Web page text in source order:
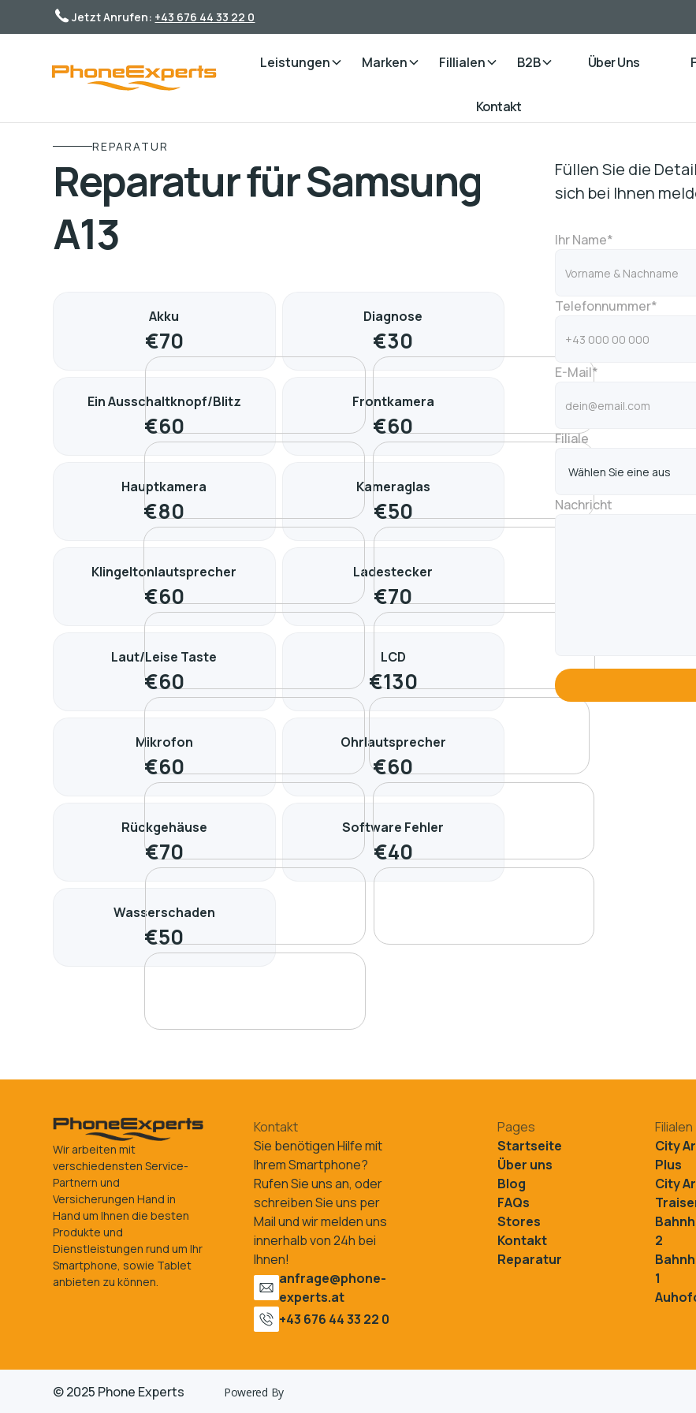
Jetzt Anrufen: +43 676 44 33 22 0
Leistungen Marken Fillialen B2B Über Uns
Kontakt
REPARATUR
Reparatur für Samsung
A13
Akku
€70
Diagnose
€30
Ein Ausschaltknopf/Blitz
€60
Frontkamera
€60
Hauptkamera
€80
Kameraglas
€50
Klingeltonlautsprecher
€60
Ladestecker
€70
Laut/Leise Taste
€60
LCD
€130
Mikrofon
€60
Ohrlautsprecher
€60
Rückgehäuse
€70
Software Fehler
€40
Wasserschaden
€50
Füllen Sie die
sich bei Ihnen
Ihr Name*
Telefonnummer*
E-Mail*
Filiale
Nachricht
Wir arbeiten mit
verschiedensten Service-
Partnern und
Versicherungen Hand in
Hand um Ihnen die besten
Produkte und
Dienstleistungen rund um Ihr
Smartphone, sowie Tablet
anbieten zu können.
Kontakt
Sie benötigen Hilfe mit
Ihrem Smartphone?
Rufen Sie uns an, oder
schreiben Sie uns per
Mail und wir melden uns
innerhalb von 24h bei
Ihnen!
anfrage@phone-
experts.at
+43 676 44 33 22 0
Pages
Startseite
Über uns
Blog
FAQs
Stores
Kontakt
Reparatur
Filialen
City
Plus
City
2
1
© 2025 Phone Experts Powered By